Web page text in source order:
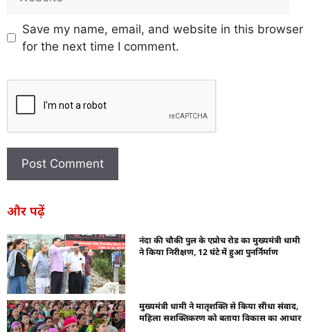
Save my name, email, and website in this browser
for the next time I comment.
और पढ़ें
नंदा की चौकी पुल के एप्रोच रोड का मुख्यमंत्री धामी
ने किया निरीक्षण, 12 घंटे में हुआ पुनर्निर्माण
मुख्यमंत्री धामी ने मातृशक्ति से किया सीधा संवाद,
महिला सशक्तिकरण को बताया विकास का आधार